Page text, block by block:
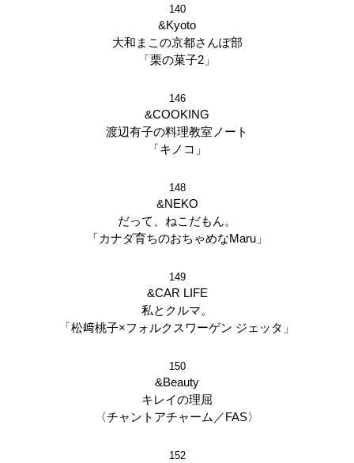
140
&Kyoto
大和まこの京都さんぽ部
「栗の菓子2」
146
&COOKING
渡辺有子の料理教室ノート
「キノコ」
148
&NEKO
だって、ねこだもん。
「カナダ育ちのおちゃめなMaru」
149
&CAR LIFE
私とクルマ。
「松﨑桃子×フォルクスワーゲン ジェッタ」
150
&Beauty
キレイの理屈
〈チャントアチャーム／FAS〉
152